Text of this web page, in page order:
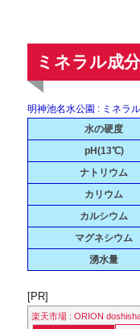
ミネラル成
明神池名水公園 : ミネラ
水の硬度
pH(13℃)
ナトリウム
カリウム
カルシウム
マグネシウム
湧水量
[PR]
楽天市場 : ORION